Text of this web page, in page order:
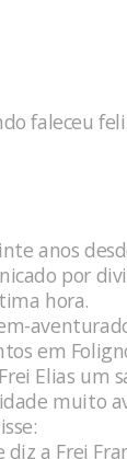
faleceu
anos
por
hora.
em
Elias um
muito
a Frei